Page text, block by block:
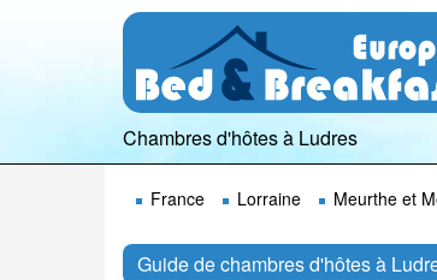
Chambres d'hôtes à Ludres
France Lorraine Meurthe et
Guide de chambres d'hôtes à